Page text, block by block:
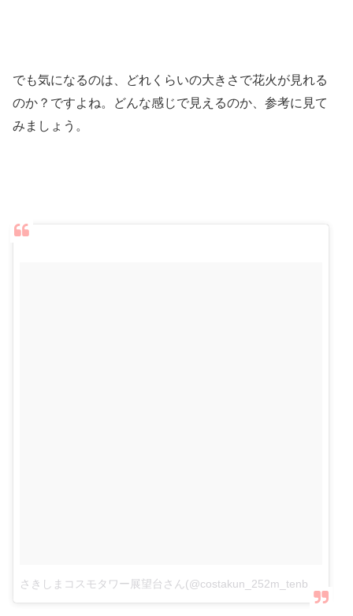
でも気になるのは、どれくらいの大きさで花火が見れる
のか？ですよね。どんな感じで見えるのか、参考に見て
みましょう。